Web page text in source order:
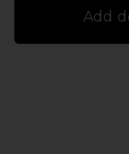
Add